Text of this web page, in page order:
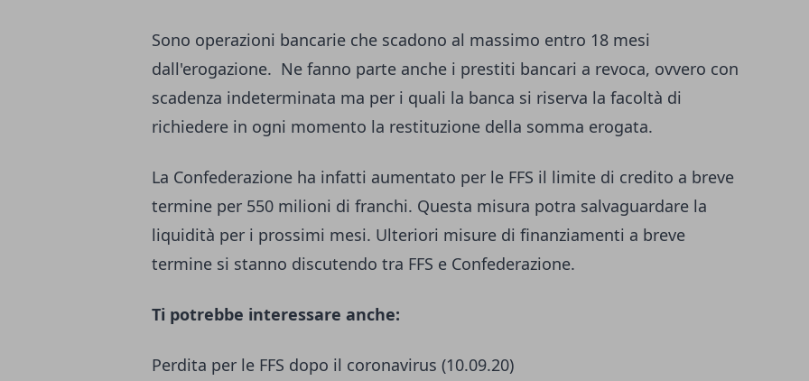
Sono operazioni bancarie che scadono al massimo entro 18 mesi
dall'erogazione. Ne fanno parte anche i prestiti bancari a revoca, ovvero con
scadenza indeterminata ma per i quali la banca si riserva la facoltà di
richiedere in ogni momento la restituzione della somma erogata.
La Confederazione ha infatti aumentato per le FFS il limite di credito a breve
termine per 550 milioni di franchi. Questa misura potra salvaguardare la
liquidità per i prossimi mesi. Ulteriori misure di finanziamenti a breve
termine si stanno discutendo tra FFS e Confederazione.
Ti potrebbe interessare anche:
Perdita per le FFS dopo il coronavirus (10.09.20)